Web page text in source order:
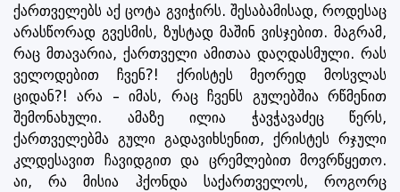
ქართველებს აქ ცოტა გვიჭირს. შესაბამისად, როდესაც
არასწორად გვესმის, ზუსტად მაშინ ვისჯებით. მაგრამ,
რაც მთავარია, ქართველი ამითაა დაღდასმული. რას
ველოდებით ჩვენ?! ქრისტეს მეორედ მოსვლას
ციდან?! არა – იმას, რაც ჩვენს გულებშია რწმენით
შემონახული. ამაზე ილია ჭავჭავაძეც წერს,
ქართველებმა გული გადავიხსენით, ქრისტეს რჯული
კლდესავით ჩავიდგით და ცრემლებით მოვრწყეთო.
აი, რა მისია ჰქონდა საქართველოს, როგორც